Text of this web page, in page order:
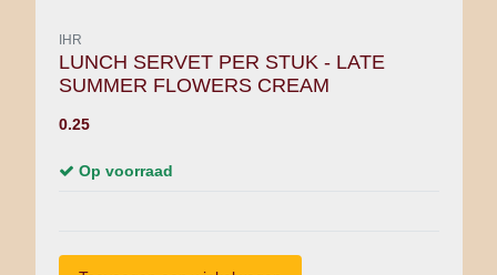
IHR
LUNCH SERVET PER STUK - LATE
SUMMER FLOWERS CREAM
0.25
Op voorraad